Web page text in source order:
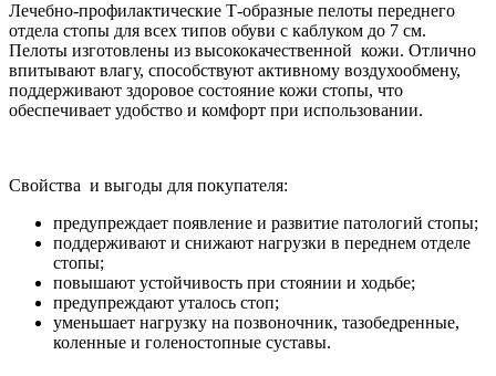
Лечебно-профилактические Т-образные пелоты переднего
отдела стопы для всех типов обуви с каблуком до 7 см.
Пелоты изготовлены из высококачественной кожи. Отлично
впитывают влагу, способствуют активному воздухообмену,
поддерживают здоровое состояние кожи стопы, что
обеспечивает удобство и комфорт при использовании.
Свойства и выгоды для покупателя:
предупреждает появление и развитие патологий стопы;
поддерживают и снижают нагрузки в переднем отделе
стопы;
повышают устойчивость при стоянии и ходьбе;
предупреждают уталось стоп;
уменьшает нагрузку на позвоночник, тазобедренные,
коленные и голеностопные суставы.